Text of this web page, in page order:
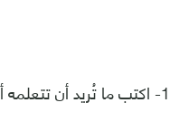
1- اكتب ما تُريد أن تتعلمه أمامك